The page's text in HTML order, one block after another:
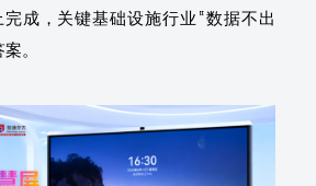
成，关键基础设施行业“数据不出
。